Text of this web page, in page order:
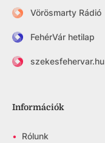
Vörösmarty Rádió
FehérVár hetilap
szekesfehervar.hu
Információk
• Rólunk